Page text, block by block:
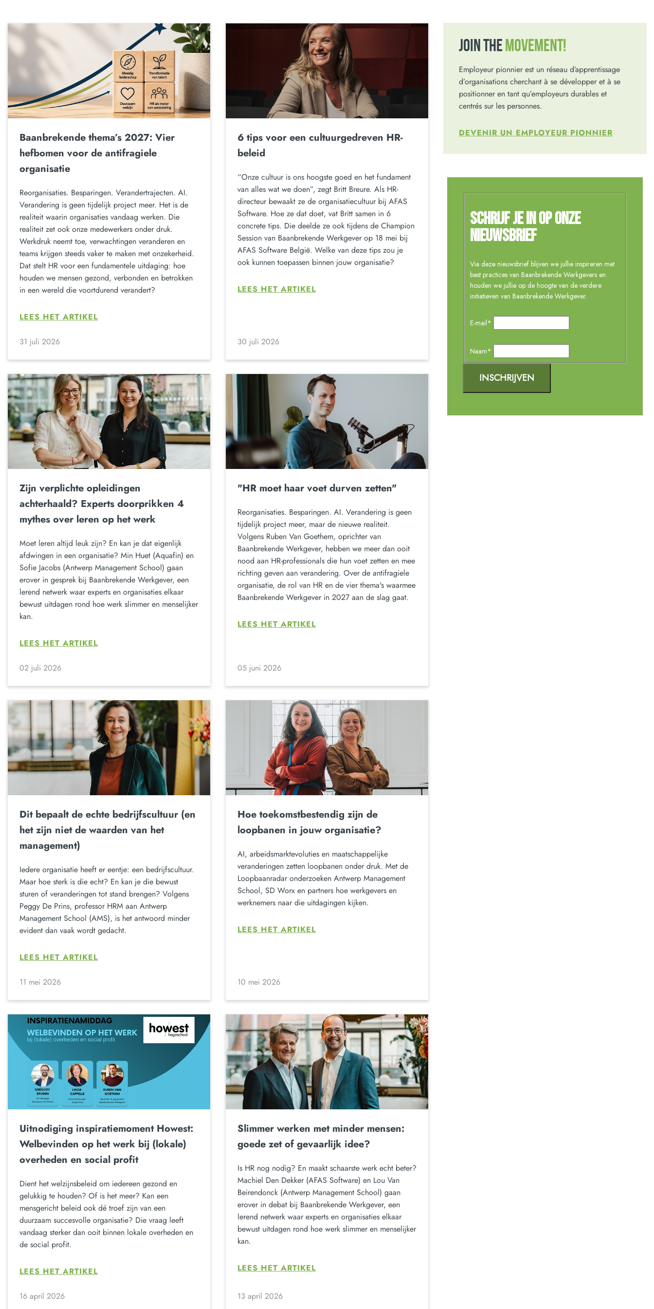
Baanbrekende thema’s 2027: Vier
hefbomen voor de antifragiele
organisatie
Reorganisaties. Besparingen. Verandertrajecten. AI.
Verandering is geen tijdelijk project meer. Het is de
realiteit waarin organisaties vandaag werken. Die
realiteit zet ook onze medewerkers onder druk.
Werkdruk neemt toe, verwachtingen veranderen en
teams krijgen steeds vaker te maken met onzekerheid.
Dat stelt HR voor een fundamentele uitdaging: hoe
houden we mensen gezond, verbonden en betrokken
in een wereld die voortdurend verandert?
LEES HET ARTIKEL
31 juli 2026
6 tips voor een cultuurgedreven HR-
beleid
“Onze cultuur is ons hoogste goed en het fundament
van alles wat we doen”, zegt Britt Breure. Als HR-
directeur bewaakt ze de organisatiecultuur bij AFAS
Software. Hoe ze dat doet, vat Britt samen in 6
concrete tips. Die deelde ze ook tijdens de Champion
Session van Baanbrekende Werkgever op 18 mei bij
AFAS Software België. Welke van deze tips zou je
ook kunnen toepassen binnen jouw organisatie?
LEES HET ARTIKEL
30 juli 2026
Zijn verplichte opleidingen
achterhaald? Experts doorprikken 4
mythes over leren op het werk
Moet leren altijd leuk zijn? En kan je dat eigenlijk
afdwingen in een organisatie? Min Huet (Aquafin) en
Sofie Jacobs (Antwerp Management School) gaan
erover in gesprek bij Baanbrekende Werkgever, een
lerend netwerk waar experts en organisaties elkaar
bewust uitdagen rond hoe werk slimmer en menselijker
kan.
LEES HET ARTIKEL
02 juli 2026
"HR moet haar voet durven zetten"
Reorganisaties. Besparingen. AI. Verandering is geen
tijdelijk project meer, maar de nieuwe realiteit.
Volgens Ruben Van Goethem, oprichter van
Baanbrekende Werkgever, hebben we meer dan ooit
nood aan HR-professionals die hun voet zetten en mee
richting geven aan verandering. Over de antifragiele
organisatie, de rol van HR en de vier thema's waarmee
Baanbrekende Werkgever in 2027 aan de slag gaat.
LEES HET ARTIKEL
05 juni 2026
Dit bepaalt de echte bedrijfscultuur (en
het zijn niet de waarden van het
management)
Iedere organisatie heeft er eentje: een bedrijfscultuur.
Maar hoe sterk is die echt? En kan je die bewust
sturen of veranderingen tot stand brengen? Volgens
Peggy De Prins, professor HRM aan Antwerp
Management School (AMS), is het antwoord minder
evident dan vaak wordt gedacht.
LEES HET ARTIKEL
11 mei 2026
Hoe toekomstbestendig zijn de
loopbanen in jouw organisatie?
AI, arbeidsmarktevoluties en maatschappelijke
veranderingen zetten loopbanen onder druk. Met de
Loopbaanradar onderzoeken Antwerp Management
School, SD Worx en partners hoe werkgevers en
werknemers naar die uitdagingen kijken.
LEES HET ARTIKEL
10 mei 2026
Uitnodiging inspiratiemoment Howest:
Welbevinden op het werk bij (lokale)
overheden en social profit
Dient het welzijnsbeleid om iedereen gezond en
gelukkig te houden? Of is het meer? Kan een
mensgericht beleid ook dé troef zijn van een
duurzaam succesvolle organisatie? Die vraag leeft
vandaag sterker dan ooit binnen lokale overheden en
de social profit.
LEES HET ARTIKEL
16 april 2026
Slimmer werken met minder mensen:
goede zet of gevaarlijk idee?
Is HR nog nodig? En maakt schaarste werk echt beter?
Machiel Den Dekker (AFAS Software) en Lou Van
Beirendonck (Antwerp Management School) gaan
erover in debat bij Baanbrekende Werkgever, een
lerend netwerk waar experts en organisaties elkaar
bewust uitdagen rond hoe werk slimmer en menselijker
kan.
LEES HET ARTIKEL
13 april 2026
JOIN THE MOVEMENT!
Employeur pionnier est un réseau d’apprentissage
d’organisations cherchant à se développer et à se
positionner en tant qu’employeurs durables et
centrés sur les personnes.
DEVENIR UN EMPLOYEUR PIONNIER